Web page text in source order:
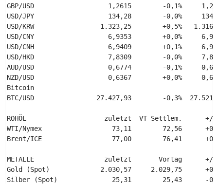
GBP/USD                   1,2615        -0,1%
USD/JPY                   134,28        -0,0%
USD/KRW                 1.323,25        +0,5%
USD/CNY                   6,9353        +0,0%
USD/CNH                   6,9409        +0,1%
USD/HKD                   7,8309        -0,0%
AUD/USD                   0,6774        -0,1%
NZD/USD                   0,6367        +0,0%
Bitcoin
BTC/USD                27.427,93        -0,3%
ROHÖL                    zuletzt  VT-Settlem.      +/-
WTI/Nymex                  73,11        72,56
Brent/ICE                  77,00        76,41
METALLE                  zuletzt       Vortag      +/-
Gold (Spot)             2.030,57     2.029,75
Silber (Spot)              25,31        25,43      -